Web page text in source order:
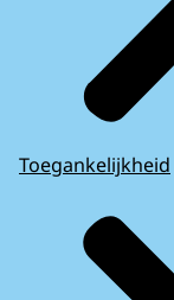
Toegankelijkheid